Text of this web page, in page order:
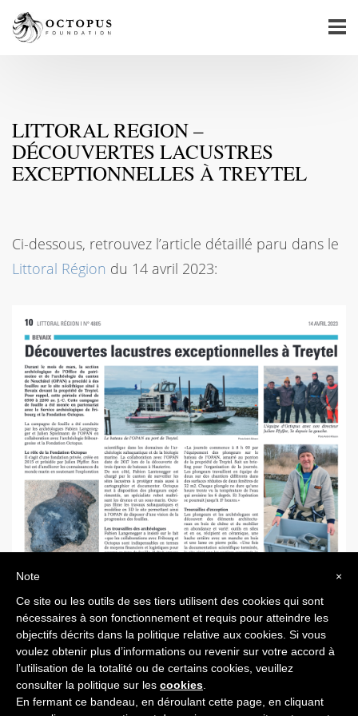
LITTORAL REGION –
DÉCOUVERTES LACUSTRES
EXCEPTIONNELLES À TREYTEL
Ci-dessous, retrouvez l’article détaillé paru dans le
Littoral Région du 14 avril 2023:
ARTICLE PRÉCÉDENT ARTICLE SUIVANT
×
Note
Ce site ou les outils de ses tiers utilisent des cookies qui sont
nécessaires à son fonctionnement et requis pour atteindre les
objectifs décrits dans la politique relative aux cookies. Si vous
voulez obtenir plus d’informations ou revenir sur votre accord à
l’utilisation de la totalité ou de certains cookies, veuillez
consulter la politique sur les cookies
En fermant ce bandeau, en déroulant cette page, en cliquant